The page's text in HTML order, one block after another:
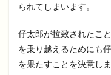
られてしまいます。
仔太郎が拉致されたこ
を乗り越えるためにも
を果たすことを決意しま